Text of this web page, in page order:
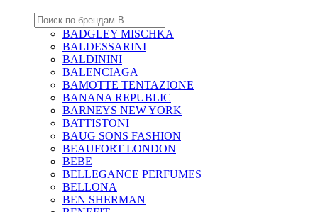
BADGLEY MISCHKA
BALDESSARINI
BALDININI
BALENCIAGA
BAMOTTE TENTAZIONE
BANANA REPUBLIC
BARNEYS NEW YORK
BATTISTONI
BAUG SONS FASHION
BEAUFORT LONDON
BEBE
BELLEGANCE PERFUMES
BELLONA
BEN SHERMAN